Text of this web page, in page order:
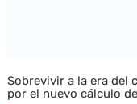
Sobrevivir a la era del
por el nuevo cálculo